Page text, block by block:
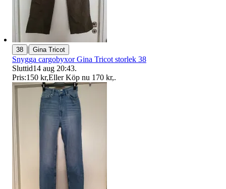
38 | Gina Tricot
Snygga cargobyxor Gina Tricot storlek 38
Sluttid14 aug 20:43.
Pris:150 kr,Eller Köp nu 170 kr,.